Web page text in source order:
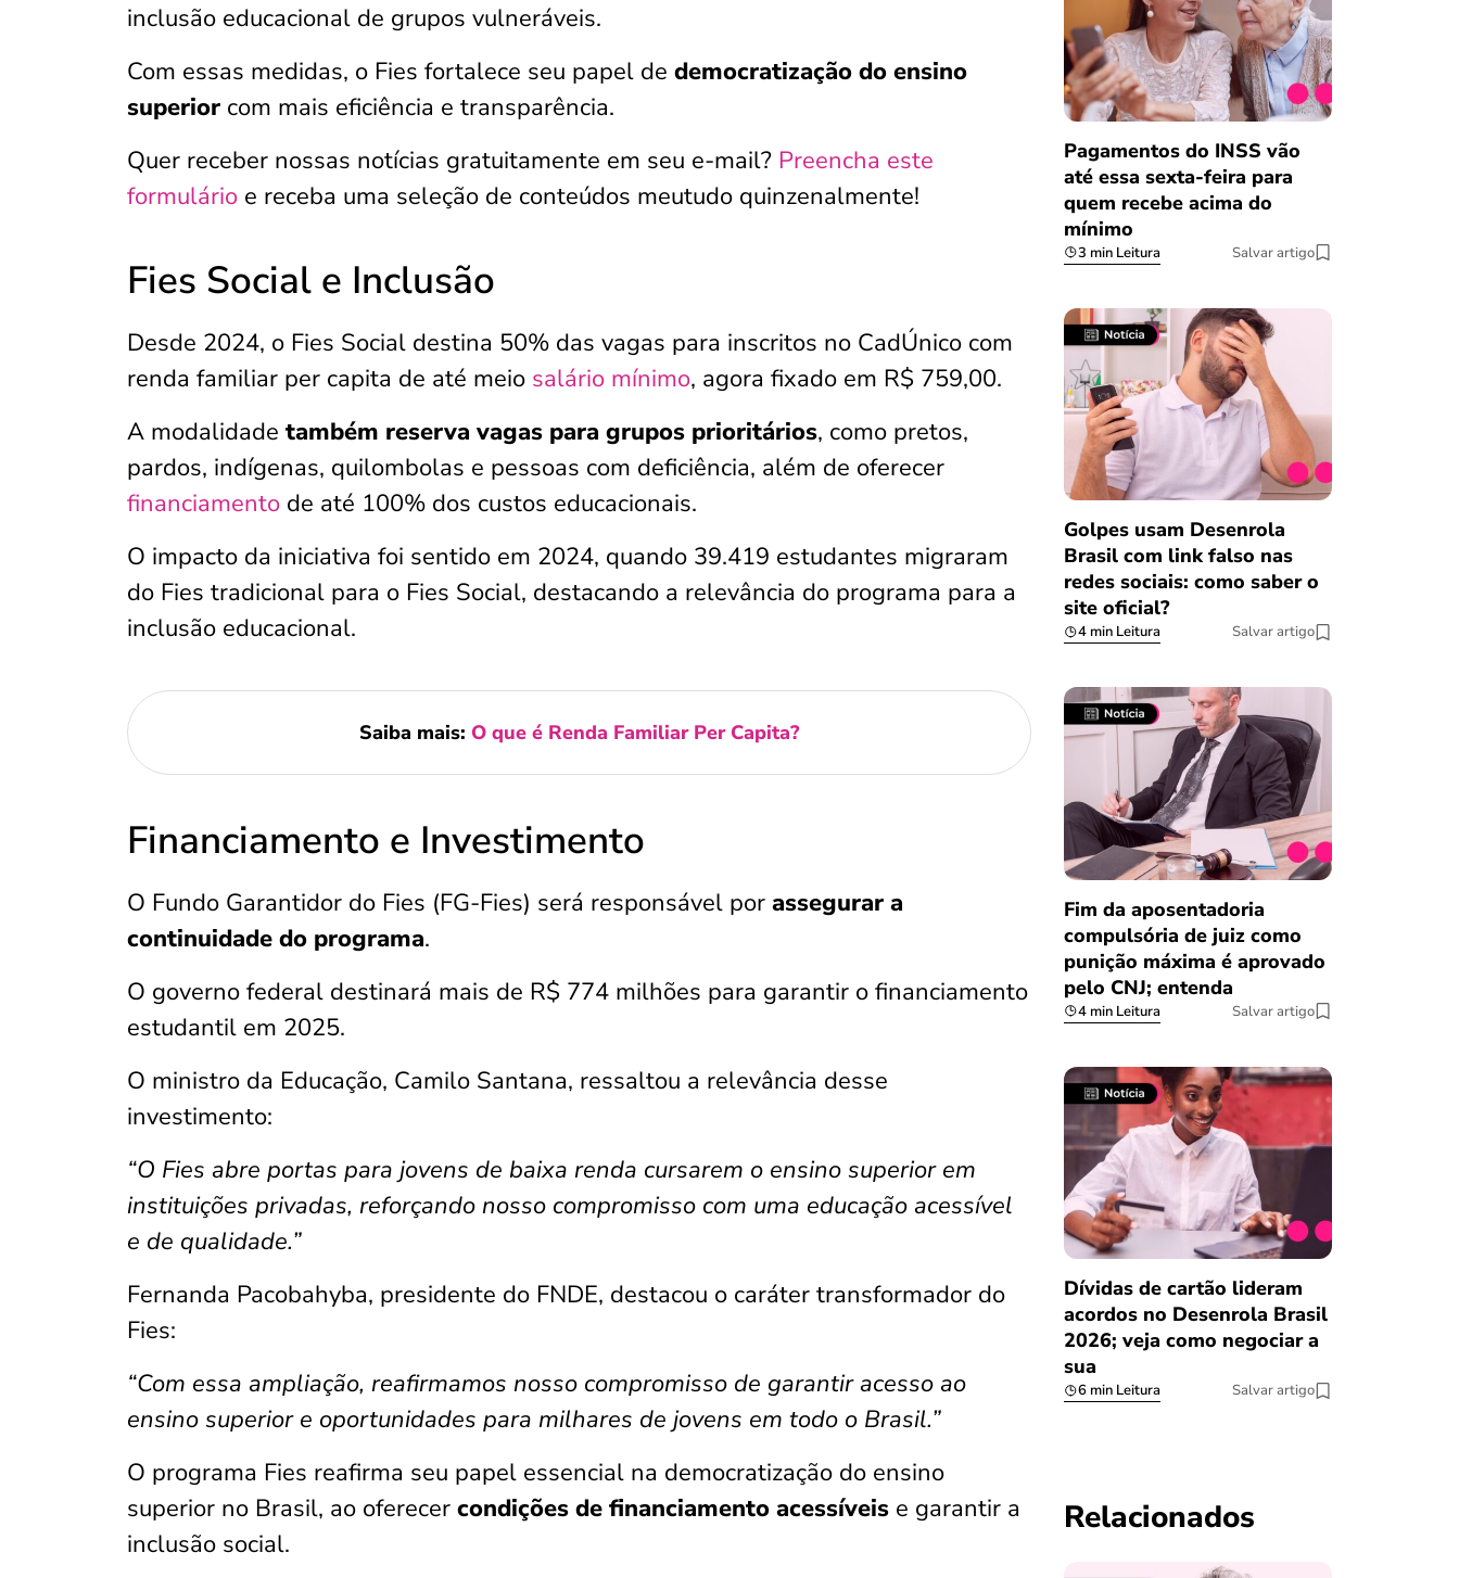
inclusão educacional de grupos vulneráveis.
Com essas medidas, o Fies fortalece seu papel de democratização do ensino
superior com mais eficiência e transparência.
Quer receber nossas notícias gratuitamente em seu e-mail? Preencha este
formulário e receba uma seleção de conteúdos meutudo quinzenalmente!
Fies Social e Inclusão
Desde 2024, o Fies Social destina 50% das vagas para inscritos no CadÚnico com
renda familiar per capita de até meio salário mínimo, agora fixado em R$ 759,00.
A modalidade também reserva vagas para grupos prioritários, como pretos,
pardos, indígenas, quilombolas e pessoas com deficiência, além de oferecer
financiamento de até 100% dos custos educacionais.
O impacto da iniciativa foi sentido em 2024, quando 39.419 estudantes migraram
do Fies tradicional para o Fies Social, destacando a relevância do programa para a
inclusão educacional.
Saiba mais: O que é Renda Familiar Per Capita?
Financiamento e Investimento
O Fundo Garantidor do Fies (FG-Fies) será responsável por assegurar a
continuidade do programa.
O governo federal destinará mais de R$ 774 milhões para garantir o financiamento
estudantil em 2025.
O ministro da Educação, Camilo Santana, ressaltou a relevância desse
investimento:
“O Fies abre portas para jovens de baixa renda cursarem o ensino superior em
instituições privadas, reforçando nosso compromisso com uma educação acessível
e de qualidade.”
Fernanda Pacobahyba, presidente do FNDE, destacou o caráter transformador do
Fies:
“Com essa ampliação, reafirmamos nosso compromisso de garantir acesso ao
ensino superior e oportunidades para milhares de jovens em todo o Brasil.”
O programa Fies reafirma seu papel essencial na democratização do ensino
superior no Brasil, ao oferecer condições de financiamento acessíveis e garantir a
inclusão social.
Pagamentos do INSS vão
até essa sexta-feira para
quem recebe acima do
mínimo
3 min Leitura Salvar artigo
Golpes usam Desenrola
Brasil com link falso nas
redes sociais: como saber o
site oficial?
4 min Leitura Salvar artigo
Fim da aposentadoria
compulsória de juiz como
punição máxima é aprovado
pelo CNJ; entenda
4 min Leitura Salvar artigo
Dívidas de cartão lideram
acordos no Desenrola Brasil
2026; veja como negociar a
sua
6 min Leitura Salvar artigo
Relacionados